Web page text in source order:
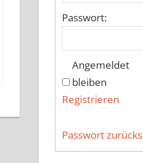
Passwort:
Angemeldet
bleiben
Registrieren
Passwort